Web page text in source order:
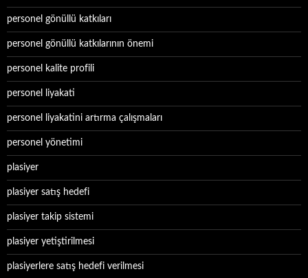
personel gönüllü katkıları
personel gönüllü katkılarının önemi
personel kalite profili
personel liyakati
personel liyakatini artırma çalışmaları
personel yönetimi
plasiyer
plasiyer satış hedefi
plasiyer takip sistemi
plasiyer yetiştirilmesi
plasiyerlere satış hedefi verilmesi